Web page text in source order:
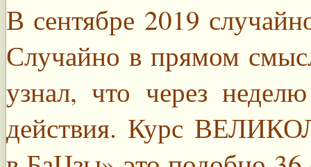
В сентябре 2019
Случайно в прямом
узнал, что через
действия. Курс